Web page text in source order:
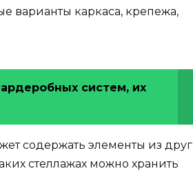
варианты каркаса, крепежа,
систем, их
содержать элементы из
стеллажах можно хранить